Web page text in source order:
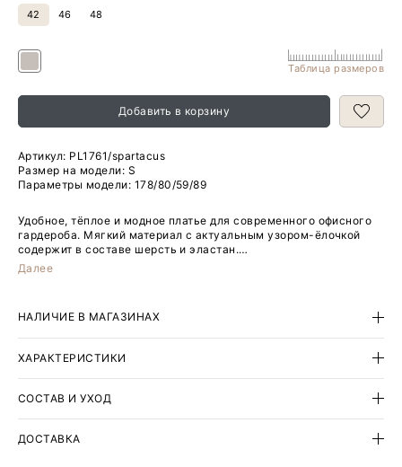
42 46 48
Таблица размеров
Добавить в корзину
Артикул: PL1761/spartacus
Размер на модели: S
Параметры модели: 178/80/59/89
Удобное, тёплое и модное платье для современного офисного
гардероба. Мягкий материал с актуальным узором-ёлочкой
содержит в составе шерсть и эластан.
Длина выше колена сочетается с высокими зимними сапогами.
прозрачные, лонгсливы.
разрез-капля.
Изделие выполнено на подкладке с высоким содержанием
вискозы. Застёгивается сзади на молнию.
Платье может стать частью капсулы с жакетом и юбкой из
Далее
НАЛИЧИЕ В МАГАЗИНАХ
ХАРАКТЕРИСТИКИ
СОСТАВ И УХОД
ДОСТАВКА